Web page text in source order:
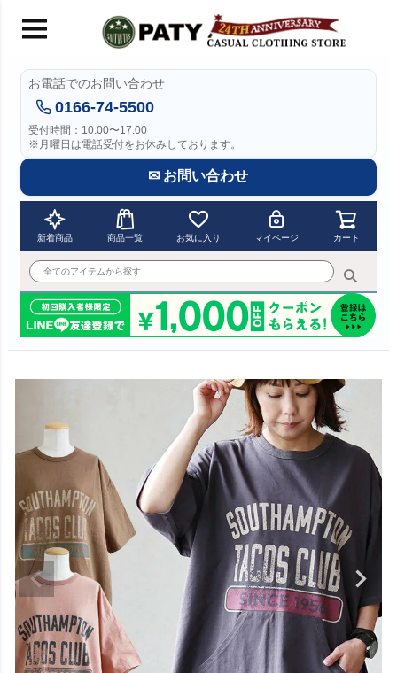
お電話でのお問い合わせ
0166-74-5500
受付時間：10:00〜17:00
※月曜日は電話受付をお休みしております。
✉ お問い合わせ
新着商品 商品一覧 お気に入り マイページ カート